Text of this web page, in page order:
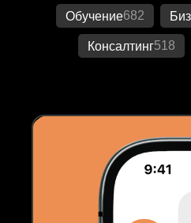
Обучение682
Консалтинг518